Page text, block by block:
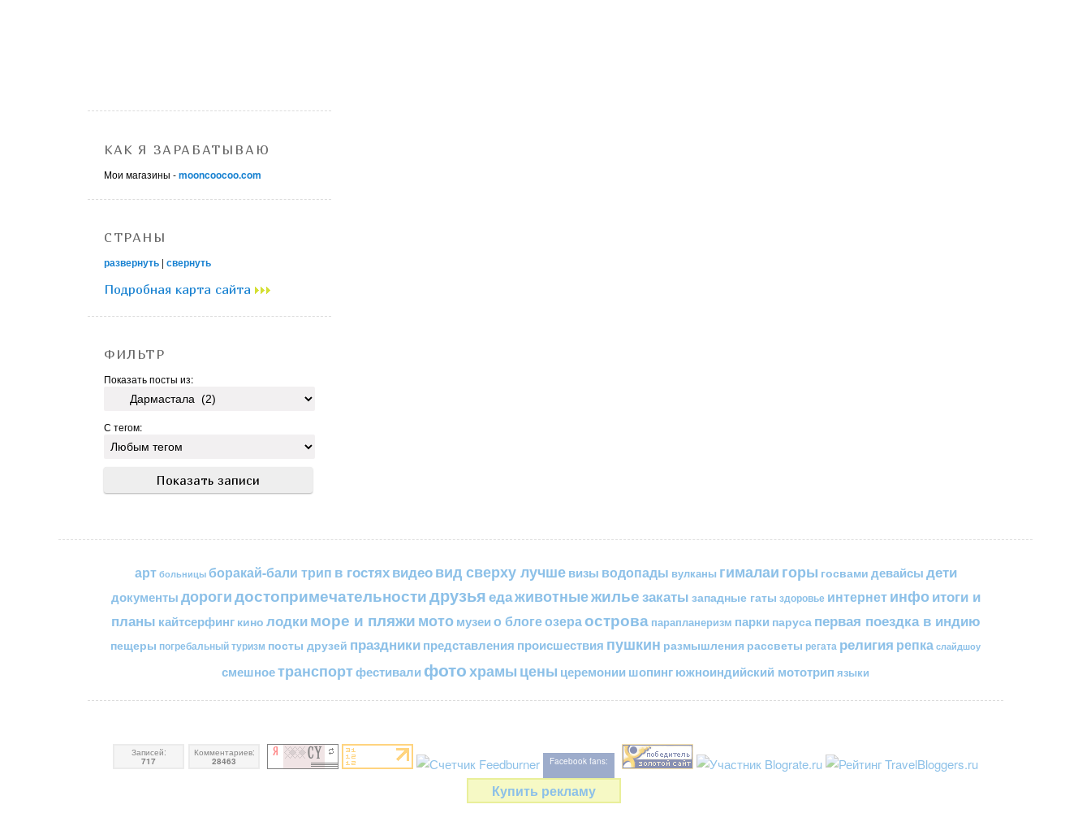
КАК Я ЗАРАБАТЫВАЮ
Мои магазины -mooncoocoo.com
СТРАНЫ
развернуть | свернуть
Подробная карта сайта
ФИЛЬТР
Показать посты из:
С тегом:
арт больницы боракай-бали трип в гостяхвидеовид сверху лучше визы водопады вулканы гималаи горы госвами девайсы дети
документыдорогидостопримечательностидрузьяедаживотныежильезакаты западные гаты здоровье интернетинфоитоги и
планы кайтсерфинг кино лодкиморе и пляжимото музеи о блогеозераострова парапланеризм парки паруса первая поездка в индию
пещеры погребальный туризм посты друзей праздникипредставления происшествия пушкин размышления рассветы регата религия репка слайдшоу
смешноетранспортфестивали фотохрамы цены церемонии шопингюжноиндийский мототрип языки
Записей:
717
Комментариев:
28463 Facebook fans:
Купить рекламу